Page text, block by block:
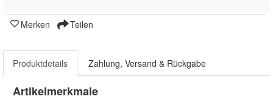
Merken Teilen
Produktdetails Zahlung, Versand & Rückgabe
Artikelmerkmale